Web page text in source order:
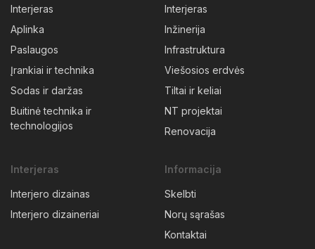
Interjeras
Aplinka
Paslaugos
Įrankiai ir technika
Sodas ir daržas
Buitinė technika ir
technologijos
Interjeras
Inžinerija
Infrastruktura
Viešosios erdvės
Tiltai ir keliai
NT projektai
Renovacija
Interjeras
Interjero dizainas
Interjero dizaineriai
Informacija
Skelbti
Norų sąrašas
Kontaktai